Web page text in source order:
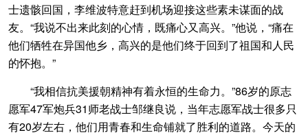
士遗骸回国，李维波特意赶到机场迎接这些素未谋面的战
友。“我说不出来此刻的心情，既痛心又高兴。”他说，“痛在
他们牺牲在异国他乡，高兴的是他们终于回到了祖国和人民
的怀抱。”
“我相信抗美援朝精神有着永恒的生命力。”86岁的原志
愿军47军炮兵31师老战士邹继良说，当年志愿军战士很多只
有20岁左右，他们用青春和生命铺就了胜利的道路。今天的